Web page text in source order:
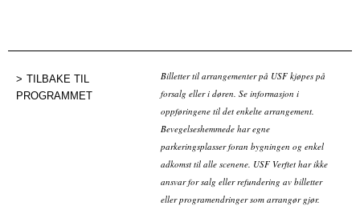
TILBAKE TIL
PROGRAMMET
Billetter til arrangementer på USF kjøpes på
forsalg eller i døren. Se informasjon i
oppføringene til det enkelte arrangement.
Bevegelseshemmede har egne
parkeringsplasser foran bygningen og enkel
adkomst til alle scenene. USF Verftet har ikke
ansvar for salg eller refundering av billetter
eller programendringer som arrangør gjør.